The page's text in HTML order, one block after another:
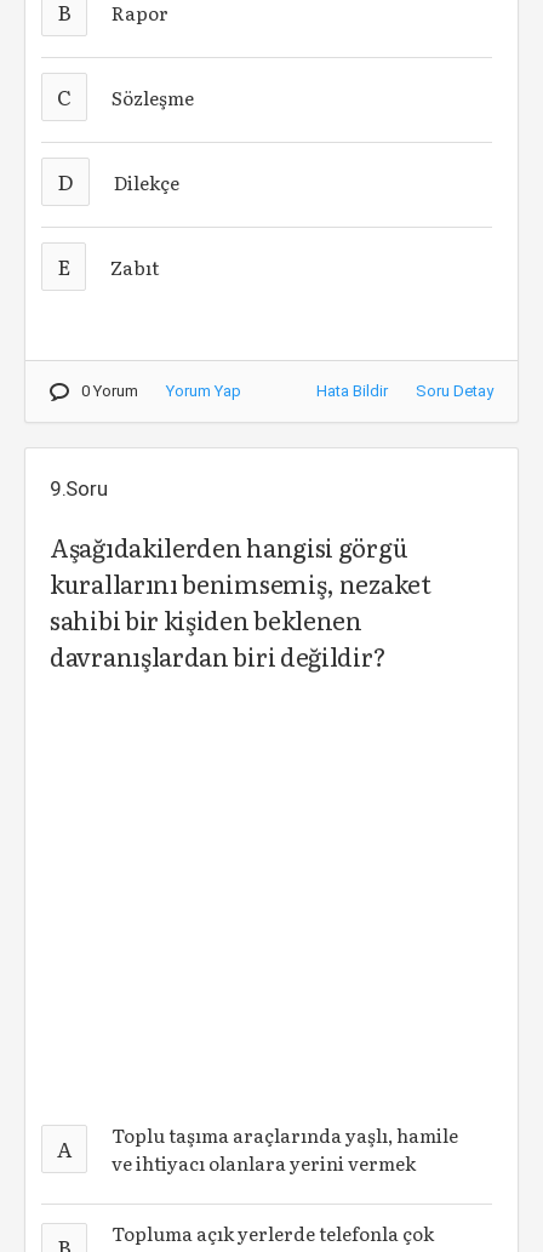
B Rapor
C Sözleşme
D Dilekçe
E Zabıt
0 Yorum Yorum Yap Hata Bildir Soru Detay
9.Soru
Aşağıdakilerden hangisi görgü
kurallarını benimsemiş, nezaket
sahibi bir kişiden beklenen
davranışlardan biri değildir?
A
Toplu taşıma araçlarında yaşlı, hamile
ve ihtiyacı olanlara yerini vermek
Topluma açık yerlerde telefonla çok